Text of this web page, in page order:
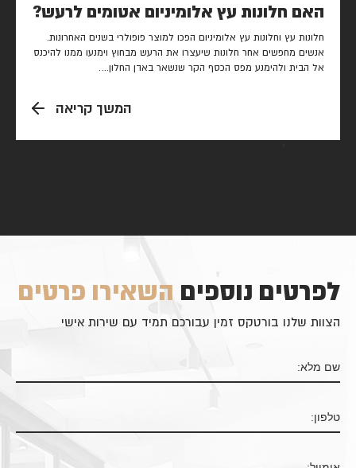
האם חלונות עץ אלומיניום אטומים לרעש?
חלונות עץ וחלונות עץ אלומיניום הפכו למוצר פופולרי בשנים האחרונות.
אנשים מחפשים אחר חלונות שיעצרו את הרעש מבחוץ וימנעו ממנו להיכנס
אל הבית ולהימנע מפס הכסף הקר שנשאר באדן החלון.…
המשך קריאה
לפרטים נוספים השאירו פרטים
הצוות שלנו בורטקס זמין עבורכם תמיד עם שירות אישי